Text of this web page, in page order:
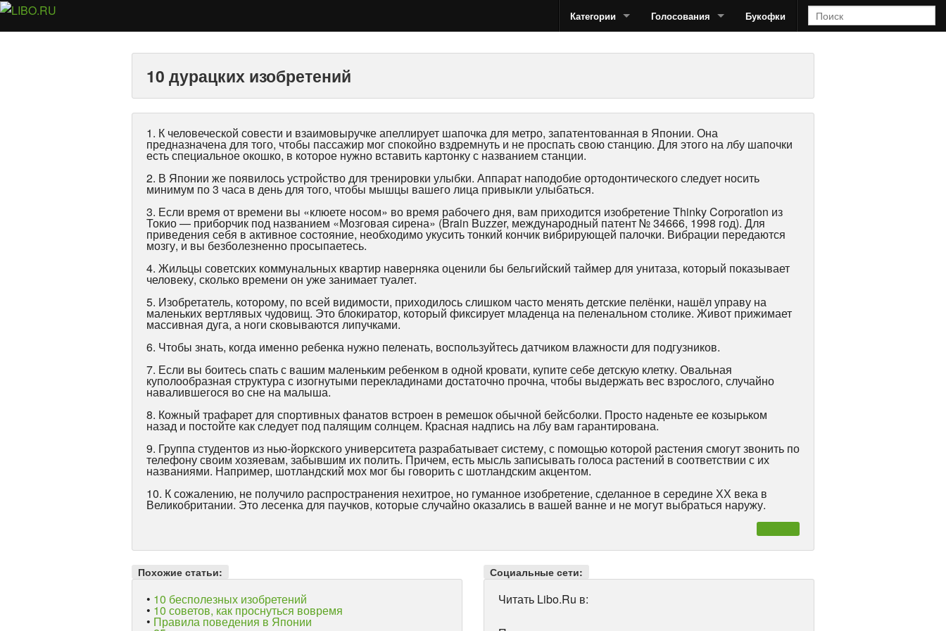
Категории Голосования Букофки
10 дурацких изобретений
1. К человеческой совести и взаимовыручке апеллирует шапочка для метро, запатентованная в Японии. Она
предназначена для того, чтобы пассажир мог спокойно вздремнуть и не проспать свою станцию. Для этого на лбу шапочки
есть специальное окошко, в которое нужно вставить картонку с названием станции.
2. В Японии же появилось устройство для тренировки улыбки. Аппарат наподобие ортодонтического следует носить
минимум по 3 часа в день для того, чтобы мышцы вашего лица привыкли улыбаться.
3. Если время от времени вы «клюете носом» во время рабочего дня, вам приходится изобретение Thinky Corporation из
Токио — приборчик под названием «Мозговая сирена» (Brain Buzzer, международный патент № 34666, 1998 год). Для
приведения себя в активное состояние, необходимо укусить тонкий кончик вибрирующей палочки. Вибрации передаются
мозгу, и вы безболезненно просыпаетесь.
4. Жильцы советских коммунальных квартир наверняка оценили бы бельгийский таймер для унитаза, который показывает
человеку, сколько времени он уже занимает туалет.
5. Изобретатель, которому, по всей видимости, приходилось слишком часто менять детские пелёнки, нашёл управу на
маленьких вертлявых чудовищ. Это блокиратор, который фиксирует младенца на пеленальном столике. Живот прижимает
массивная дуга, а ноги сковываются липучками.
6. Чтобы знать, когда именно ребенка нужно пеленать, воспользуйтесь датчиком влажности для подгузников.
7. Если вы боитесь спать с вашим маленьким ребенком в одной кровати, купите себе детскую клетку. Овальная
куполообразная структура с изогнутыми перекладинами достаточно прочна, чтобы выдержать вес взрослого, случайно
навалившегося во сне на малыша.
8. Кожный трафарет для спортивных фанатов встроен в ремешок обычной бейсболки. Просто наденьте ее козырьком
назад и постойте как следует под палящим солнцем. Красная надпись на лбу вам гарантирована.
9. Группа студентов из нью-йоркского университета разрабатывает систему, с помощью которой растения смогут звонить по
телефону своим хозяевам, забывшим их полить. Причем, есть мысль записывать голоса растений в соответствии с их
названиями. Например, шотландский мох мог бы говорить с шотландским акцентом.
10. К сожалению, не получило распространения нехитрое, но гуманное изобретение, сделанное в середине ХХ века в
Великобритании. Это лесенка для паучков, которые случайно оказались в вашей ванне и не могут выбраться наружу.
Похожие статьи:
• 10 бесполезных изобретений
• 10 советов, как проснуться вовремя
• Правила поведения в Японии
Социальные сети:
Читать Libo.Ru в: